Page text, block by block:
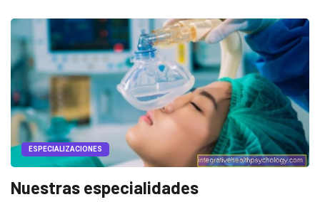
ESPECIALIZACIONES
Nuestras especialidades